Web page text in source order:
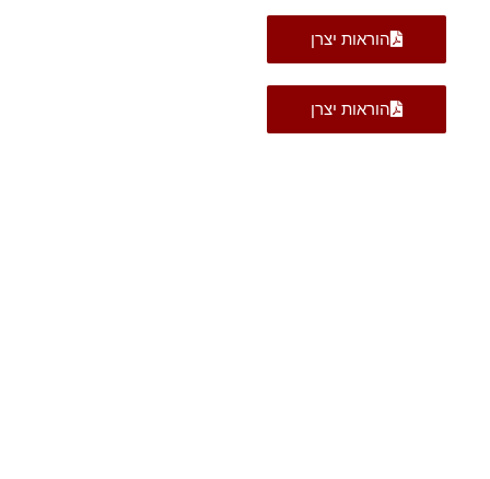
הוראות יצרן
הוראות יצרן